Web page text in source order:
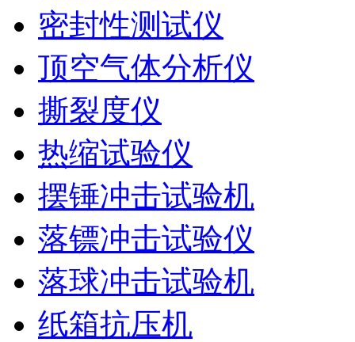
密封性测试仪
顶空气体分析仪
撕裂度仪
热缩试验仪
摆锤冲击试验机
落镖冲击试验仪
落球冲击试验机
纸箱抗压机